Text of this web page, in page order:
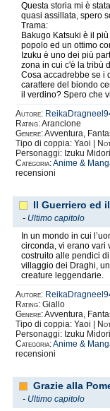
Questa storia mi è
quasi assillata, spero
Trama:
Bakugo Katsuki è il
popolo ed un ottimo
Izuku è uno dei più
zona in cui c'è la tribù
Cosa accadrebbe se i
carattere del biondo
il verdino? Spero che
Autore:
Rating:Arancione
Genere:Avventura,
Tipo di coppia: Yaoi |
Personaggi: Izuku
Categoria:Anime &
recensioni
Il Guerriero ed
- Ultimo capitolo
In un mondo in cui
circonda, vi erano vari
costruito alle pendici
villaggio dei Draghi,
creature leggendarie.
Autore:
Rating: Giallo
Genere:Avventura,
Tipo di coppia: Yaoi |
Personaggi: Izuku
Categoria:Anime &
recensioni
Grazie alla
- Ultimo capitolo